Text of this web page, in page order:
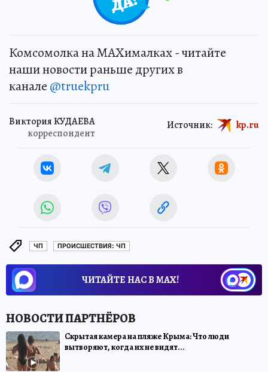
Комсомолка на MAXималках - читайте
наши новости раньше других в
канале @truekpru
Виктория КУДАЕВА
корреспондент
Источник: kp.ru
ЧП ПРОИСШЕСТВИЯ: ЧП
ЧИТАЙТЕ НАС В МАХ!
Скрытая камера на пляже Крыма: Что люди
вытворяют, когда их не видят...